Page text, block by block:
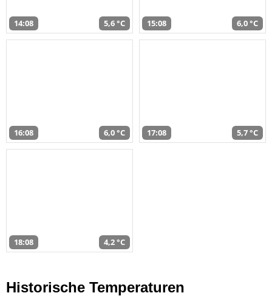
14:08 5,6 °C 15:08 6,0 °C
16:08 6,0 °C 17:08 5,7 °C
18:08 4,2 °C
Historische Temperaturen